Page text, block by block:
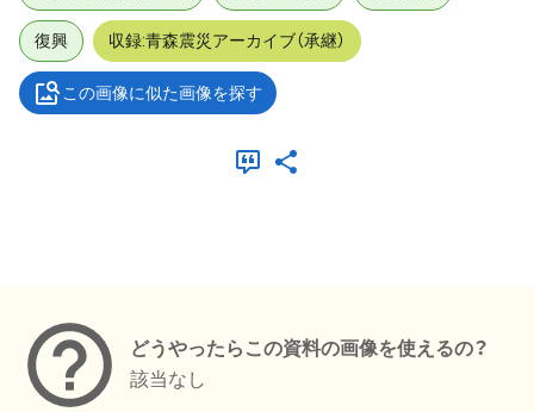
復興 収録:青森震災アーカイブ（承継）
この画像に似た画像を探す
どうやったらこの資料の画像を使えるの？
該当なし